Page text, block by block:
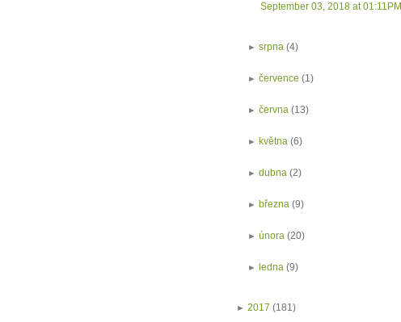
September 03, 2018 at 01:11PM
►srpna (4)
►července (1)
►června (13)
►května (6)
►dubna (2)
►března (9)
►února (20)
►ledna (9)
► 2017 (181)